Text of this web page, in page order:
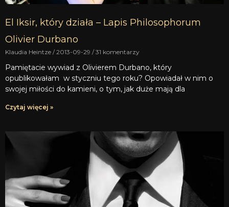
El Iksir, który działa – Lapis Philosophorum
Olivier Durbano
Klaudia Heintze 2013-09-29 31 komentarzy
Pamiętacie wywiad z Olivierem Durbano, który
opublikowałam w styczniu tego roku? Opowiadał w nim o
swojej miłości do kamieni, o tym, jak duże mają dla
Czytaj więcej »